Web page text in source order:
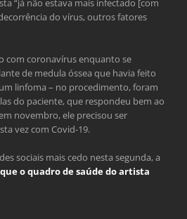
“já não estava mais infectado [com
do vírus, outros fatores
com coronavírus enquanto se
de medula óssea que havia feito
linfoma – no procedimento, foram
do paciente, que respondeu bem ao
novembro, ele precisou ser
vez com Covid-19.
sociais mais cedo nesta segunda, a
o quadro de saúde do artista